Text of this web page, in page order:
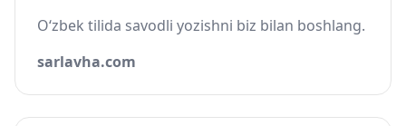
O‘zbek tilida savodli yozishni biz bilan boshlang.
sarlavha.com